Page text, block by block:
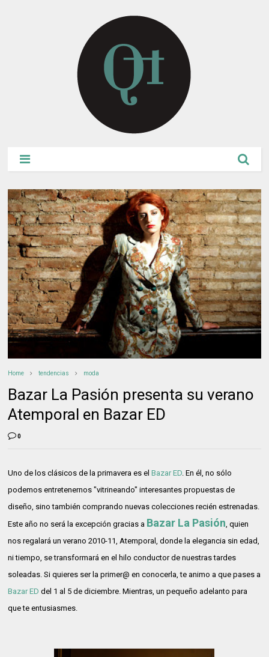
Home tendencias moda
Bazar La Pasión presenta su verano
Atemporal en Bazar ED
0
Uno de los clásicos de la primavera es elBazar ED . En él, no sólo
podemos entretenernos "vitrineando" interesantes propuestas de
diseño, sino también comprando nuevas colecciones recién estrenadas.
Este año no será la excepción gracias a Bazar La Pasión , quien
nos regalará un verano 2010-11, Atemporal, donde la elegancia sin edad,
ni tiempo, se transformará en el hilo conductor de nuestras tardes
soleadas. Si quieres ser la primer@ en conocerla, te animo a que pases a
Bazar ED del 1 al 5 de diciembre. Mientras, un pequeño adelanto para
que te entusiasmes.